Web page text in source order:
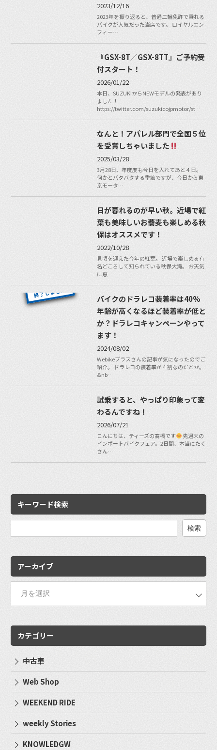
2023/12/16
2023年を振り返ると、普通二輪免許で乗れる
バイクが人気だった当店です。 ロイヤルエン
フィー…
『GSX-8T／GSX-8TT』ご予約受
付スタート！
2026/01/22
本日、SUZUKIからNEWモデルの発表があり
ました！
https://twitter.com/suzukicojpmotor/st…
なんと！アパレル部門で全国５位
を受賞しちゃいました
2025/03/28
3月28日、年度度も今日を入れてあと４日。
何かとバタバタする季節ですが、今日から東
京モータ…
日が暮れるのが早い秋。近場で紅
葉も美味しいお蕎麦も楽しめる秋
保はオススメです！
2022/10/28
見頃を迎えた今年の紅葉。 近場で楽しめる有
名どころして知られている秋保大滝。 お天気
に恵…
バイクのドラレコ装着率は40%
年齢が高くなるほど装着率が低と
か？ドラレコキャンペーンやって
ます！
2024/08/02
Webikeプラスさんの記事が気になったのでご
紹介。 ドラレコの装着率が４割なのだとか。
&nb…
試乗すると、やっぱり印象って変
わるんですね！
2026/07/21
こんにちは、ティーズの髙橋です
先週末の
インポートバイクフェア。2日間、本当にたく
さん…
キーワード検索
アーカイブ
カテゴリー
中古車
Web Shop
WEEKEND RIDE
weekly Stories
KNOWLEDGW